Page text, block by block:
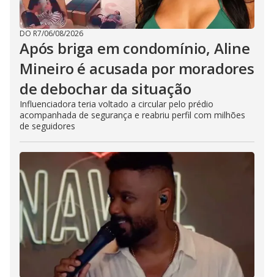
DO R7/06/08/2026
Após briga em condomínio, Aline
Mineiro é acusada por moradores
de debochar da situação
Influenciadora teria voltado a circular pelo prédio
acompanhada de segurança e reabriu perfil com milhões
de seguidores